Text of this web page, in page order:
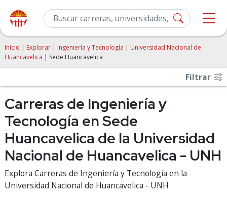
Inicio | Explorar | Ingeniería y Tecnología | Universidad Nacional de
Huancavelica | Sede Huancavelica
Filtrar
Carreras de Ingeniería y
Tecnología en Sede
Huancavelica de la Universidad
Nacional de Huancavelica - UNH
Explora Carreras de Ingeniería y Tecnología en la
Universidad Nacional de Huancavelica - UNH